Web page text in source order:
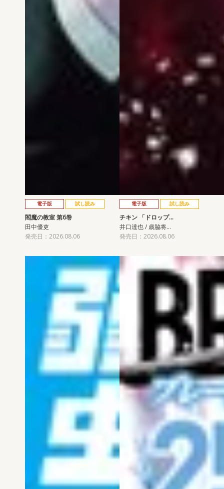
電子版 試し読み
閻魔の教室 第6巻
田中優吏
発売日：2026.08.06
電子版 試し読み
チキン 「ドロップ…
井口達也 / 歳脇将…
発売日：2026.08.06